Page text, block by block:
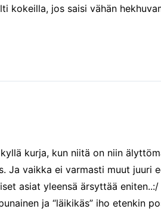
kokeilla, jos saisi vähän
kurja, kun niitä on niin
Ja vaikka ei varmasti muut juuri
asiat yleensä ärsyttää eniten..:/
ja “läikikäs” iho etenkin